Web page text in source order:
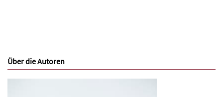
Über die Autoren